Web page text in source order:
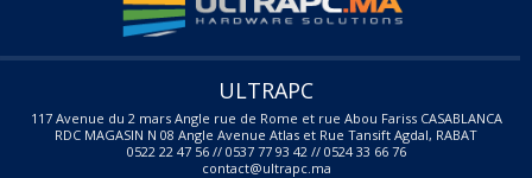
ULTRAPC
117 Avenue du 2 mars Angle rue de Rome et rue Abou Fariss CASABLANCA
RDC MAGASIN N 08 Angle Avenue Atlas et Rue Tansift Agdal, RABAT
0522 22 47 56 // 0537 77 93 42 // 0524 33 66 76
contact@ultrapc.ma